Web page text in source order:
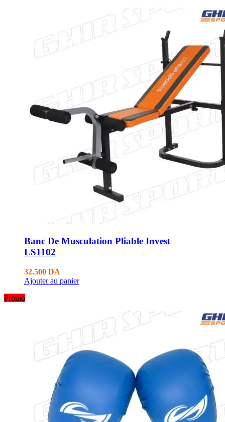
Banc De Musculation Pliable Invest
LS1102
32.500 DA
Ajouter au panier
Promo